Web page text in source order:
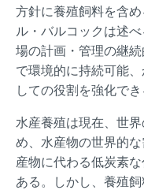
方針に養殖飼料を含
ル・バルコックは述
場の計画・管理の継
で環境的に持続可能
しての役割を強化でき
水産養殖は現在、世
め、水産物の世界的
産物に代わる低炭素
ある。しかし、養殖